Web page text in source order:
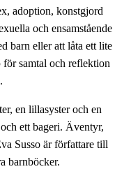
adoption, konstgjord
och ensamstående
barn eller att låta ett lite
för samtal och reflektion
en lillasyster och en
ett bageri. Äventyr,
Susso är författare till
barnböcker.